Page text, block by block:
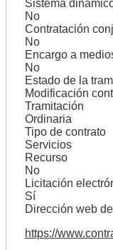
Sistema
No
Contratación
No
Encargo a
No
Estado de la
Modificación
Tramitación
Ordinaria
Tipo de contrato
Servicios
Recurso
No
Licitación
Sí
Dirección web
https://